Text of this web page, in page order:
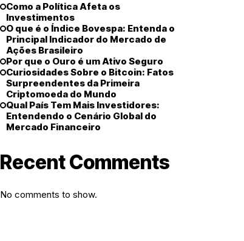
Como a Política Afeta os
Investimentos
O que é o Índice Bovespa: Entenda o
Principal Indicador do Mercado de
Ações Brasileiro
Por que o Ouro é um Ativo Seguro
Curiosidades Sobre o Bitcoin: Fatos
Surpreendentes da Primeira
Criptomoeda do Mundo
Qual País Tem Mais Investidores:
Entendendo o Cenário Global do
Mercado Financeiro
Recent Comments
No comments to show.